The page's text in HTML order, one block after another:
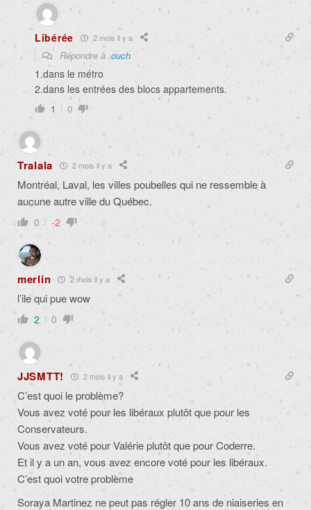
Libérée 2 mois il y a
Répondre àouch
1.dans le métro
2.dans les entrées des blocs appartements.
1 0
Tralala 2 mois il y a
Montréal, Laval, les villes poubelles qui ne ressemble à
aucune autre ville du Québec.
0 -2
merlin 2 mois il y a
l’ile qui pue wow
2 0
JJSMTT! 2 mois il y a
C’est quoi le problème?
Vous avez voté pour les libéraux plutôt que pour les
Conservateurs.
Vous avez voté pour Valérie plutôt que pour Coderre.
Et il y a un an, vous avez encore voté pour les libéraux.
C’est quoi votre problème
Soraya Martinez ne peut pas régler 10 ans de niaiseries en